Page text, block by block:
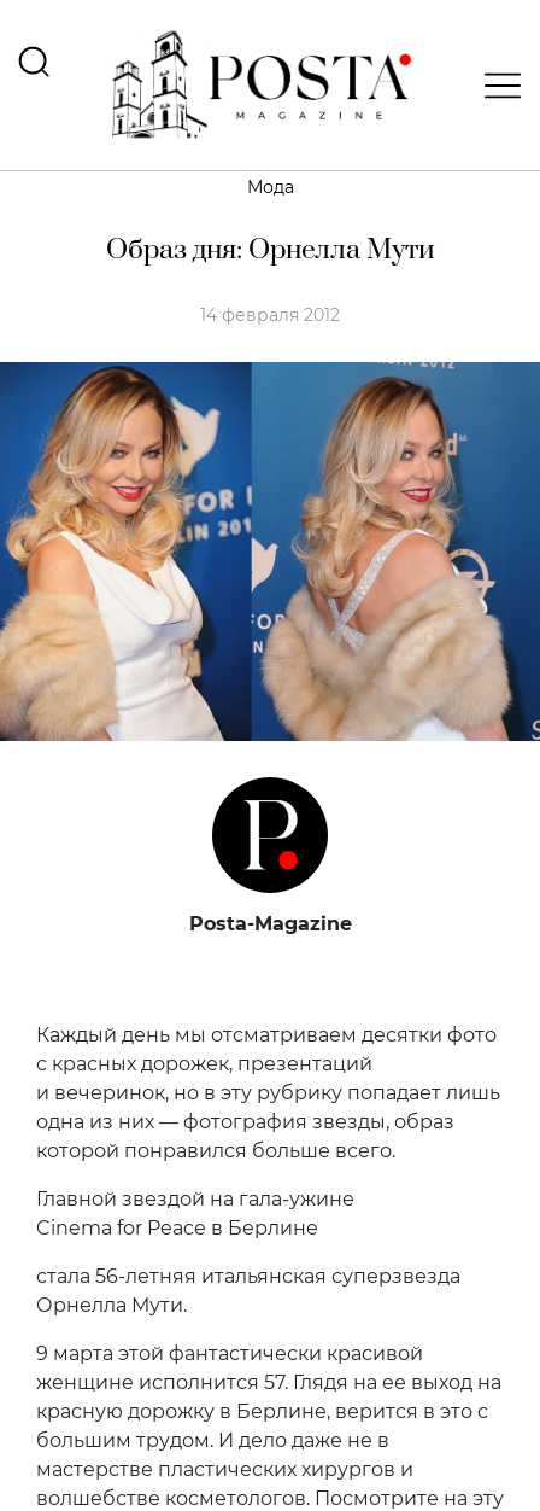
Мода
Образ дня: Орнелла Мути
14 февраля 2012
Posta-Magazine
Каждый день мы отсматриваем десятки фото
с красных дорожек, презентаций
и вечеринок, но в эту рубрику попадает лишь
одна из них — фотография звезды, образ
которой понравился больше всего.
Главной звездой на гала-ужине
Cinema for Peace в Берлине
стала 56-летняя итальянская суперзвезда
Орнелла Мути.
9 марта этой фантастически красивой
женщине исполнится 57. Глядя на ее выход на
красную дорожку в Берлине, верится в это с
большим трудом. И дело даже не в
мастерстве пластических хирургов и
волшебстве косметологов. Посмотрите на эту